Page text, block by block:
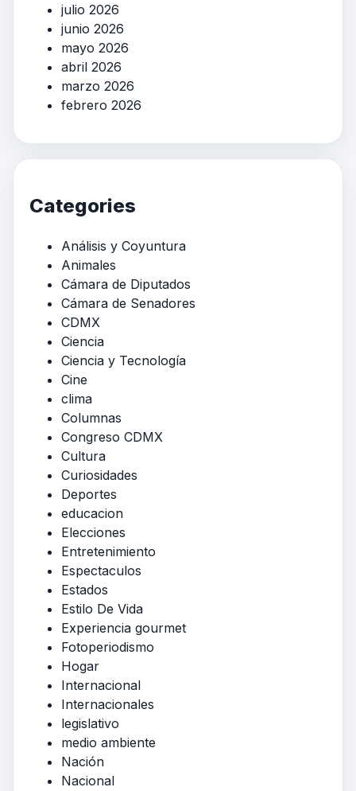
julio 2026
junio 2026
mayo 2026
abril 2026
marzo 2026
febrero 2026
Categories
Análisis y Coyuntura
Animales
Cámara de Diputados
Cámara de Senadores
CDMX
Ciencia
Ciencia y Tecnología
Cine
clima
Columnas
Congreso CDMX
Cultura
Curiosidades
Deportes
educacion
Elecciones
Entretenimiento
Espectaculos
Estados
Estilo De Vida
Experiencia gourmet
Fotoperiodismo
Hogar
Internacional
Internacionales
legislativo
medio ambiente
Nación
Nacional